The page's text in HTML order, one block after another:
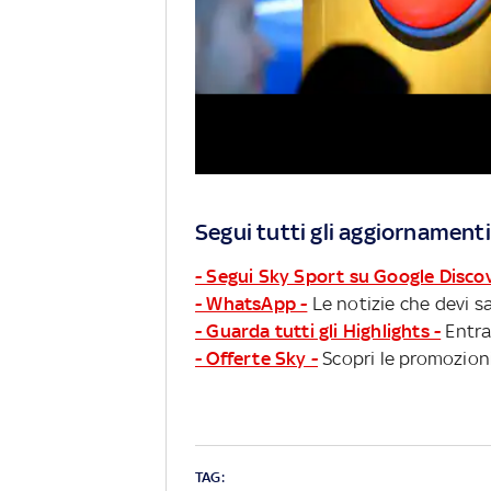
Segui tutti gli
- Segui Sky Sport su Google
- WhatsApp - Le notizie che devi
- Guarda tutti gli Highlights -
- Offerte Sky - Scopri le
TAG: